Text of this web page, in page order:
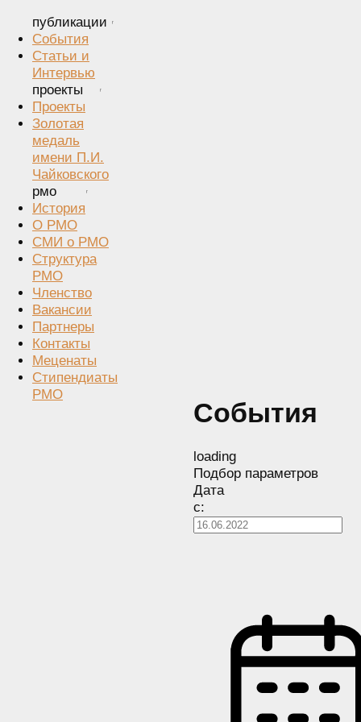
публикации
События
Статьи и
Интервью
проекты
Проекты
Золотая
медаль
имени П.И.
Чайковского
рмо
История
О РМО
СМИ о РМО
Структура
РМО
Членство
Вакансии
Партнеры
Контакты
Меценаты
Стипендиаты
РМО
События
loading
Подбор параметров
Дата
с: